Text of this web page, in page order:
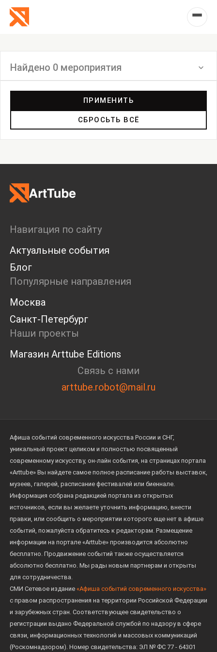
Найдено 0 мероприятия
Дискуссия
Пост-релиз
Пресс-конференция
Ярмарка
Open call
Экскурсия
Дискуссия
Cosmoscow 2024
Blazar 2024
Встречи
Круглый стол
ПРИМЕНИТЬ
СБРОСЬТЬ ВСЁ
Навигация по сайту
Актуальные события
Блог
Популярные направления
Москва
Санкт-Петербург
Наши проекты
Магазин Arttube Editions
Связь с нами
arttube.robot@mail.ru
Афиша событий современного искусства России и СНГ,
уникальный проект целиком и полностью посвященный
современному искусству, он-лайн события, на страницах портала
«Arttube» Вы найдете самое полное расписание работы выставок,
музеев, галерей, расписание фестивалей или биеннале.
Информация собрана редакцией портала из открытых
источников, если вы желаете уточнить информацию, внести
правки, или сообщить о мероприятии которого еще нет в афише
событий, пожалуйста обратитесь к редакторам. Размещение
информации на портале «Arttube» производится абсолютно
бесплатно. Продвижение событий также осуществляется
абсолютно бесплатно. Мы рады новым партнерам и открыты
для сотрудничества.
СМИ Сетевое издание «Афиша событий современного искусства»
с правом распространения на территории Российской Федерации
и зарубежных стран. Соответствующее свидетельство о
регистрации выдано Федеральной службой по надзору в сфере
связи, информационных технологий и массовых коммуникаций
(Роскомнадзором). Номер свидетельства: ЭЛ № ФС 77 - 64301